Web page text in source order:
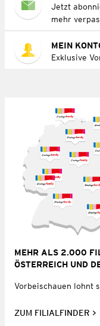
Jetzt
mehr
MEIN
Exklusive
MEHR ALS 2.000
ÖSTERREICH UND
Vorbeischauen lohnt
ZUM FILIALFINDER